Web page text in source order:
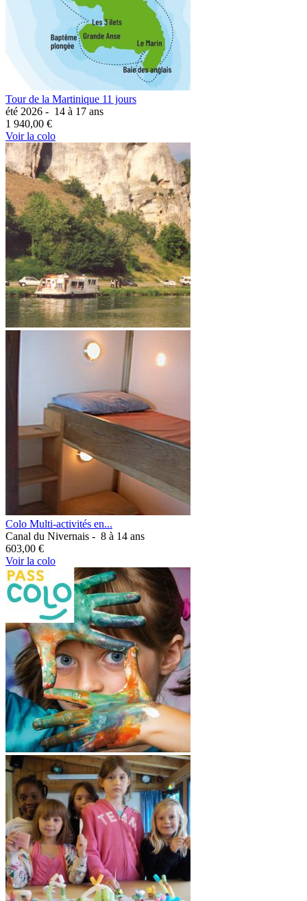
Tour de la Martinique 11 jours
été 2026 - 14 à 17 ans
1 940,00 €
Voir la colo
Colo Multi-activités en...
Canal du Nivernais - 8 à 14 ans
603,00 €
Voir la colo